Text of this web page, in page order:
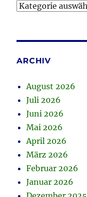
Kategorien
ARCHIV
August 2026
Juli 2026
Juni 2026
Mai 2026
April 2026
März 2026
Februar 2026
Januar 2026